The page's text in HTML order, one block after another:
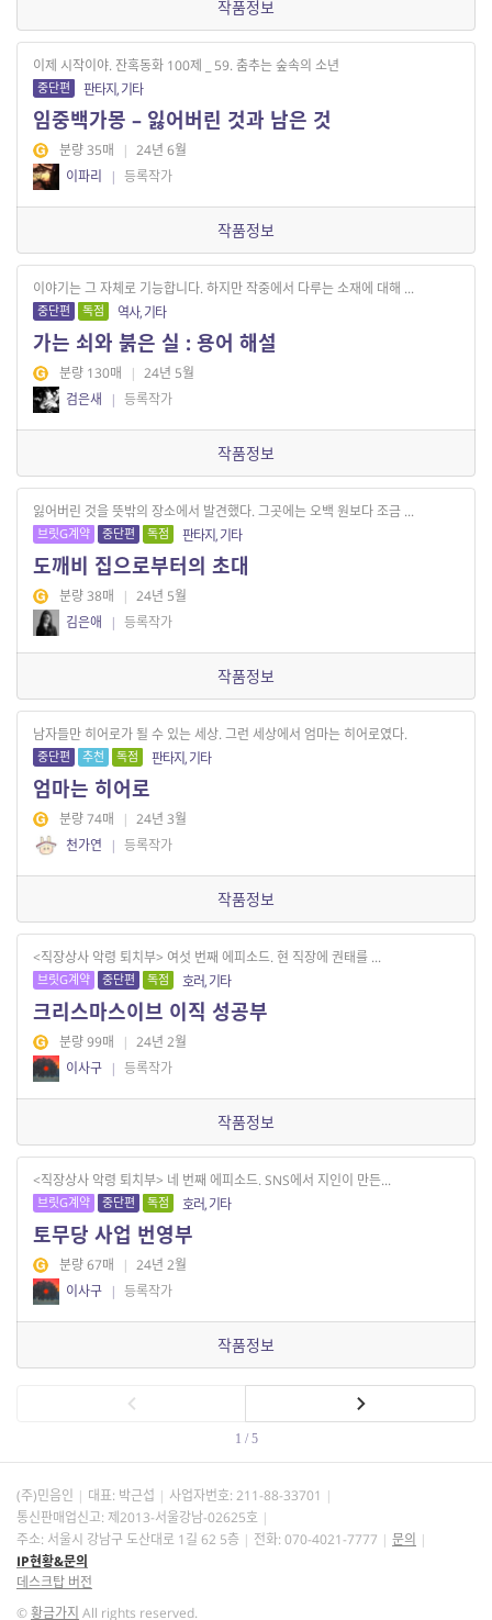
작품정보
이제 시작이야. 잔혹동화 100제 _ 59. 춤추는 숲속의 소년
중단편 판타지, 기타
임중백가몽 – 잃어버린 것과 남은 것
분량 35매 | 24년 6월
이파리
| 등록작가
작품정보
이야기는 그 자체로 기능합니다. 하지만 작중에서 다루는 소재에 대해 ...
중단편 독점 역사, 기타
가는 쇠와 붉은 실 : 용어 해설
분량 130매 | 24년 5월
검은새
| 등록작가
작품정보
잃어버린 것을 뜻밖의 장소에서 발견했다. 그곳에는 오백 원보다 조금 ...
브릿G계약 중단편 독점 판타지, 기타
도깨비 집으로부터의 초대
분량 38매 | 24년 5월
김은애
| 등록작가
작품정보
남자들만 히어로가 될 수 있는 세상. 그런 세상에서 엄마는 히어로였다.
중단편 추천 독점 판타지, 기타
엄마는 히어로
분량 74매 | 24년 3월
천가연
| 등록작가
작품정보
<직장상사 악령 퇴치부> 여섯 번째 에피소드. 현 직장에 권태를 ...
브릿G계약 중단편 독점 호러, 기타
크리스마스이브 이직 성공부
분량 99매 | 24년 2월
이사구 | 등록작가
작품정보
<직장상사 악령 퇴치부> 네 번째 에피소드. SNS에서 지인이 만든...
브릿G계약 중단편 독점 호러, 기타
토무당 사업 번영부
분량 67매 | 24년 2월
이사구 | 등록작가
작품정보
1 / 5
(주)민음인 대표: 박근섭 사업자번호: 211-88-33701
통신판매업신고: 제2013-서울강남-02625호
주소: 서울시 강남구 도산대로 1길 62 5층
전화: 070-4021-7777
문의
IP현황&문의
데스크탑 버전
©황금가지 All rights reserved.